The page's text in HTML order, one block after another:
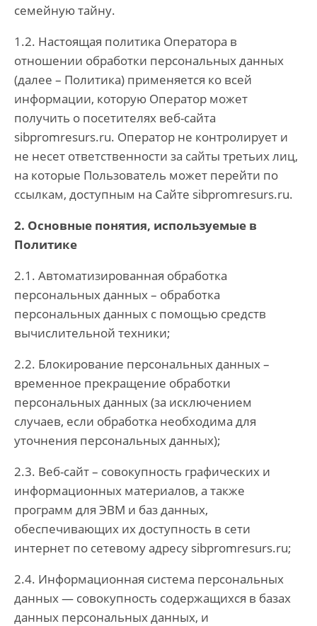
семейную тайну.
1.2. Настоящая политика Оператора в
отношении обработки персональных данных
(далее – Политика) применяется ко всей
информации, которую Оператор может
получить о посетителях веб-сайта
sibpromresurs.ru. Оператор не контролирует и
не несет ответственности за сайты третьих лиц,
на которые Пользователь может перейти по
ссылкам, доступным на Сайте sibpromresurs.ru.
2. Основные понятия, используемые в
Политике
2.1. Автоматизированная обработка
персональных данных – обработка
персональных данных с помощью средств
вычислительной техники;
2.2. Блокирование персональных данных –
временное прекращение обработки
персональных данных (за исключением
случаев, если обработка необходима для
уточнения персональных данных);
2.3. Веб-сайт – совокупность графических и
информационных материалов, а также
программ для ЭВМ и баз данных,
обеспечивающих их доступность в сети
интернет по сетевому адресу sibpromresurs.ru;
2.4. Информационная система персональных
данных — совокупность содержащихся в базах
данных персональных данных, и